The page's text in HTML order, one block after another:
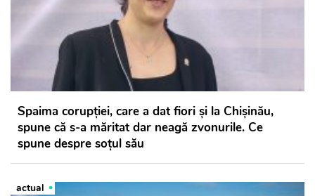
Spaima corupției, care a dat fiori și la Chișinău,
spune că s-a măritat dar neagă zvonurile. Ce
spune despre soțul său
actual